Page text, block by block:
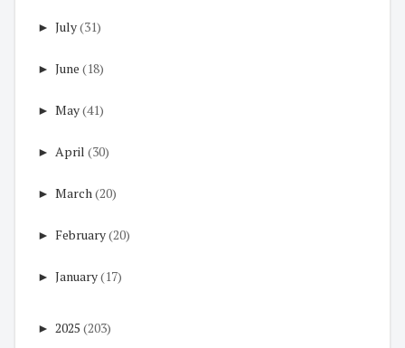
► July(31)
► June (18)
► May(41)
► April (30)
► March(20)
► February(20)
► January(17)
► 2025 (203)